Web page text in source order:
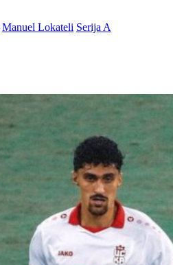
Manuel Lokateli Serija A